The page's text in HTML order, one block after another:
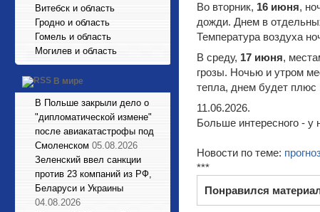
Витебск и область
Гродно и область
Гомель и область
Могилев и область
В мире
В Польше закрыли дело о
"дипломатической измене"
после авиакатастрофы под
Смоленском 05.08.2026
Зеленский ввел санкции
против 23 компаний из РФ,
Беларуси и Украины
04.08.2026
Во вторник, 16 июня,
дожди. Днем в
Температура воздуха
В среду, 17 июня,
грозы. Ночью и утром
тепла, днем будет плюс
11.06.2026.
Больше интересного - у
Новости по теме:
***
Понравился